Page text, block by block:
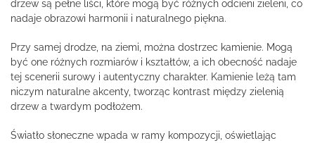
drzew są pełne liści, które mogą być różnych odcieni zieleni, co
nadaje obrazowi harmonii i naturalnego piękna.
Przy samej drodze, na ziemi, można dostrzec kamienie. Mogą
być one różnych rozmiarów i kształtów, a ich obecność nadaje
tej scenerii surowy i autentyczny charakter. Kamienie leżą tam
niczym naturalne akcenty, tworząc kontrast między zielenią
drzew a twardym podłożem.
Światło słoneczne wpada w ramy kompozycji, oświetlając